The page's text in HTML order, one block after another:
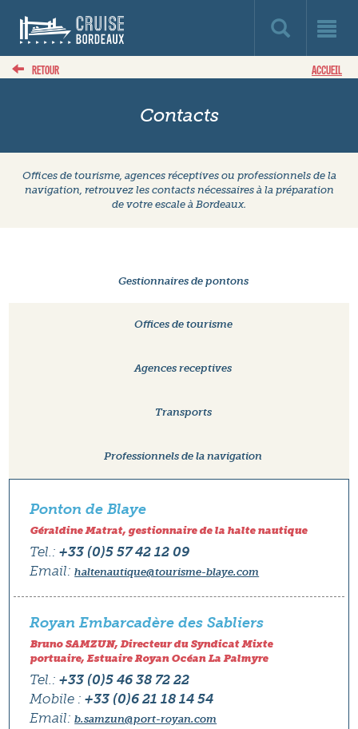
RETOUR ACCUEIL
Contacts
Offices de tourisme, agences réceptives ou professionnels de la
navigation, retrouvez les contacts nécessaires à la préparation
de votre escale à Bordeaux.
Gestionnaires de pontons
Offices de tourisme
Agences receptives
Transports
Professionnels de la navigation
Ponton de Blaye
Géraldine Matrat, gestionnaire de la halte nautique
Tel.: +33 (0)5 57 42 12 09
Email: haltenautique@tourisme-blaye.com
Royan Embarcadère des Sabliers
Bruno SAMZUN, Directeur du Syndicat Mixte
portuaire, Estuaire Royan Océan La Palmyre
Tel.: +33 (0)5 46 38 72 22
Mobile :+33 (0)6 21 18 14 54
Email: b.samzun@port-royan.com